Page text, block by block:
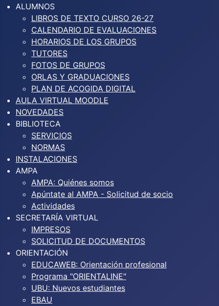
ALUMNOS
LIBROS DE TEXTO CURSO 26-27
CALENDARIO DE EVALUACIONES
HORARIOS DE LOS GRUPOS
TUTORES
FOTOS DE GRUPOS
ORLAS Y GRADUACIONES
PLAN DE ACOGIDA DIGITAL
AULA VIRTUAL MOODLE
NOVEDADES
BIBLIOTECA
SERVICIOS
NORMAS
INSTALACIONES
AMPA
AMPA: Quiénes somos
Apúntate al AMPA - Solicitud de socio
Actividades
SECRETARÍA VIRTUAL
IMPRESOS
SOLICITUD DE DOCUMENTOS
ORIENTACIÓN
EDUCAWEB: Orientación profesional
Programa "ORIENTALINE"
UBU: Nuevos estudiantes
EBAU